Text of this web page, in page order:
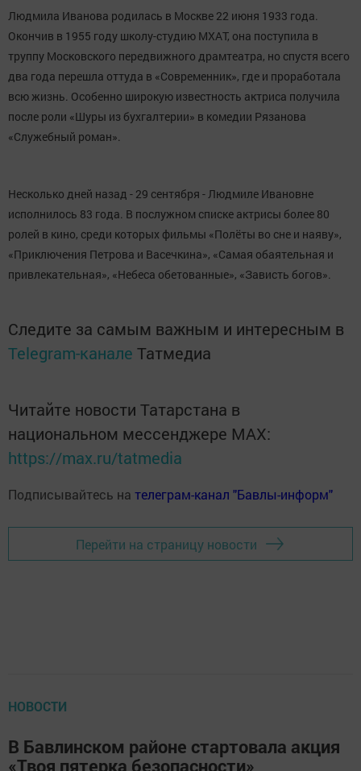
Людмила Иванова родилась в Москве 22 июня 1933 года.
Окончив в 1955 году школу-студию МХАТ, она поступила в
труппу Московского передвижного драмтеатра, но спустя всего
два года перешла оттуда в «Современник», где и проработала
всю жизнь. Особенно широкую известность актриса получила
после роли «Шуры из бухгалтерии» в комедии Рязанова
«Служебный роман».
Несколько дней назад - 29 сентября - Людмиле Ивановне
исполнилось 83 года. В послужном списке актрисы более 80
ролей в кино, среди которых фильмы «Полёты во сне и наяву»,
«Приключения Петрова и Васечкина», «Самая обаятельная и
привлекательная», «Небеса обетованные», «Зависть богов».
Следите за самым важным и интересным в
Telegram-канале Татмедиа
Читайте новости Татарстана в
национальном мессенджере MАХ:
https://max.ru/tatmedia
Подписывайтесь на телеграм-канал "Бавлы-информ"
Перейти на страницу новости
НОВОСТИ
В Бавлинском районе стартовала акция
«Твоя пятерка безопасности»